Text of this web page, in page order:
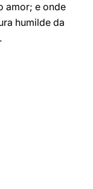
amor; e onde
humilde da